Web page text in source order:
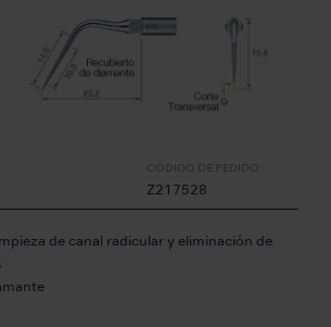
CÓDIGO DE PEDIDO:
Z217528
de canal radicular y eliminación de